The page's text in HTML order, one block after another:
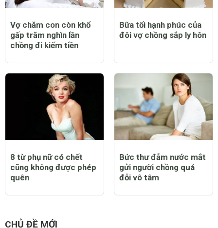
Vợ chăm con còn khổ
gấp trăm nghìn lần
chồng đi kiếm tiền
Bữa tối hạnh phúc của
đôi vợ chồng sắp ly hôn
8 từ phụ nữ có chết
cũng không được phép
quên
Bức thư đẫm nước mắt
gửi người chồng quá
đỗi vô tâm
CHỦ ĐỀ MỚI